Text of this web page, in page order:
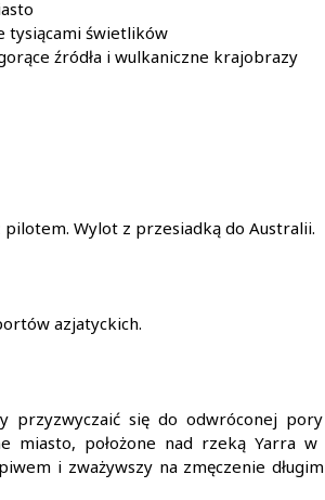
tysiącami świetlików
źródła i wulkaniczne krajobrazy
Wylot z przesiadką do Australii.
azjatyckich.
przyzwyczaić się do odwróconej
położone nad rzeką Yarra w
i zważywszy na zmęczenie